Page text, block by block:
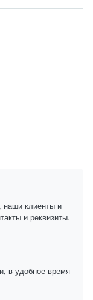
наши клиенты и
и реквизиты.
в удобное время